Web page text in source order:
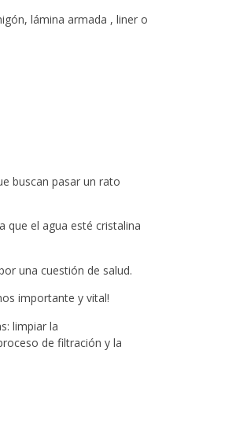
lámina armada , liner o
buscan pasar un rato
que el agua esté cristalina
una cuestión de salud.
importante y vital!
limpiar la
de filtración y la